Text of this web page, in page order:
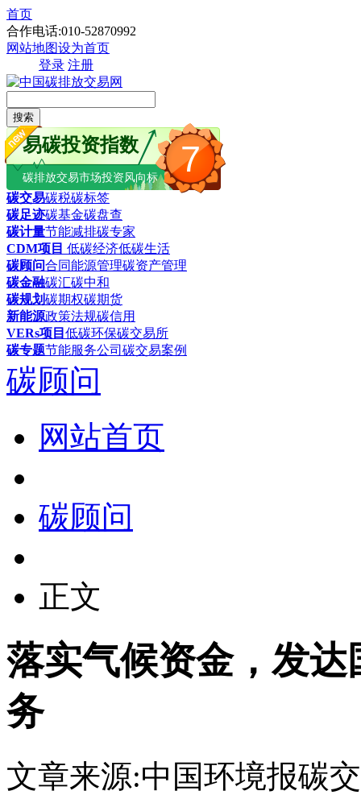
首页
合作电话:010-52870992
网站地图设为首页
登录 注册
搜索
7
易碳投资指数
碳排放交易市场投资风向标
碳交易碳税碳标签
碳足迹碳基金碳盘查
碳计量节能减排碳专家
CDM项目 低碳经济低碳生活
碳顾问合同能源管理碳资产管理
碳金融碳汇碳中和
碳规划碳期权碳期货
新能源政策法规碳信用
VERs项目 低碳环保碳交易所
碳专题节能服务公司 碳交易案例
碳顾问
网站首页
碳顾问
正文
落实气候资金，发
务
文章来源:中国环境报碳